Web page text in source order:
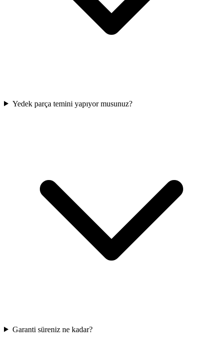
Yedek parça temini yapıyor musunuz?
Garanti süreniz ne kadar?